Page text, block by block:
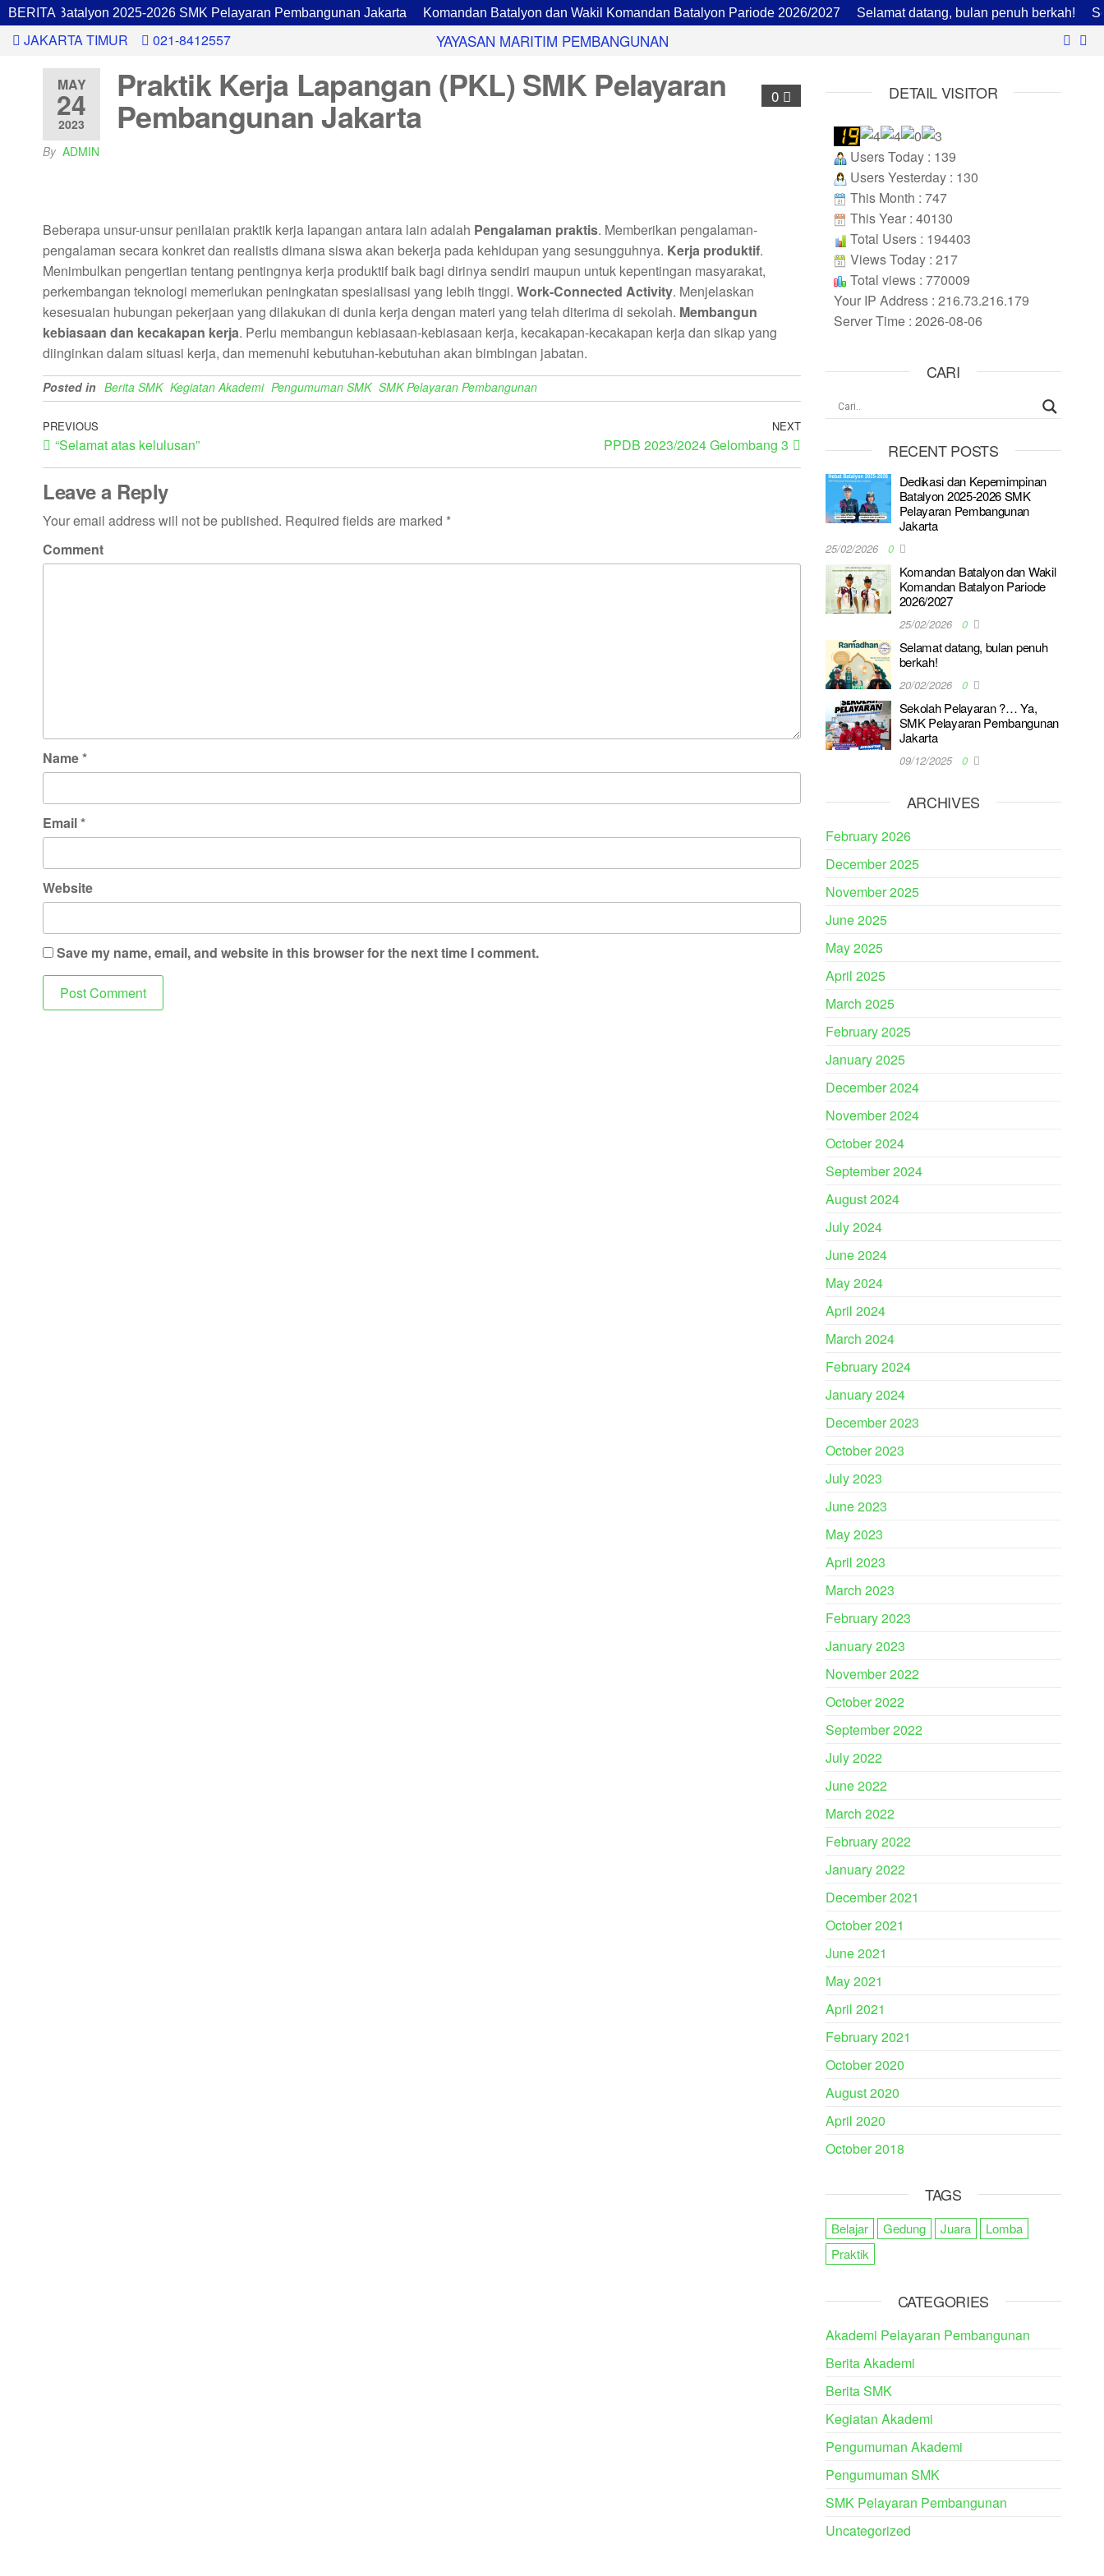
BERITA
Batalyon 2025-2026 SMK Pelayaran Pembangunan Jakarta Komandan Batalyon dan Wakil Komandan Batalyon Pariode 2026/2027 Selamat datang, bulan penuh berkah!
JAKARTA TIMUR 021-8412557 YAYASAN MARITIM PEMBANGUNAN
MAY
24
2023
0
Praktik Kerja Lapangan (PKL) SMK Pelayaran
Pembangunan Jakarta
By ADMIN
Beberapa unsur-unsur penilaian praktik kerja lapangan antara lain adalah Pengalaman praktis. Memberikan pengalaman-
pengalaman secara konkret dan realistis dimana siswa akan bekerja pada kehidupan yang sesungguhnya. Kerja produktif.
Menimbulkan pengertian tentang pentingnya kerja produktif baik bagi dirinya sendiri maupun untuk kepentingan masyarakat,
perkembangan teknologi memerlukan peningkatan spesialisasi yang lebih tinggi. Work-Connected Activity. Menjelaskan
kesesuaian hubungan pekerjaan yang dilakukan di dunia kerja dengan materi yang telah diterima di sekolah. Membangun
kebiasaan dan kecakapan kerja. Perlu membangun kebiasaan-kebiasaan kerja, kecakapan-kecakapan kerja dan sikap yang
diinginkan dalam situasi kerja, dan memenuhi kebutuhan-kebutuhan akan bimbingan jabatan.
Posted in Berita SMK Kegiatan Akademi Pengumuman SMK SMK Pelayaran Pembangunan
PREVIOUS
“Selamat atas kelulusan”
NEXT
PPDB 2023/2024 Gelombang 3
Leave a Reply
Your email address will not be published. Required fields are marked *
Comment
Name*
Email*
Website
Save my name, email, and website in this browser for the next time I comment.
DETAIL VISITOR
Users Today : 139
Users Yesterday : 130
This Month : 747
This Year : 40130
Total Users : 194403
Views Today : 217
Total views : 770009
Your IP Address : 216.73.216.179
Server Time : 2026-08-06
CARI
RECENT POSTS
Dedikasi dan Kepemimpinan
Batalyon 2025-2026 SMK
Pelayaran Pembangunan
Jakarta
25/02/2026 0
Komandan Batalyon dan Wakil
Komandan Batalyon Pariode
2026/2027
25/02/2026 0
Selamat datang, bulan penuh
berkah!
20/02/2026 0
Sekolah Pelayaran ?… Ya,
SMK Pelayaran Pembangunan
Jakarta
09/12/2025 0
ARCHIVES
February 2026
December 2025
November 2025
June 2025
May 2025
April 2025
March 2025
February 2025
January 2025
December 2024
November 2024
October 2024
September 2024
August 2024
July 2024
June 2024
May 2024
April 2024
March 2024
February 2024
January 2024
December 2023
October 2023
July 2023
June 2023
May 2023
April 2023
March 2023
February 2023
January 2023
November 2022
October 2022
September 2022
July 2022
June 2022
March 2022
February 2022
January 2022
December 2021
October 2021
June 2021
May 2021
April 2021
February 2021
October 2020
August 2020
April 2020
October 2018
TAGS
Belajar Gedung Juara
Lomba
Praktik
CATEGORIES
Akademi Pelayaran Pembangunan
Berita Akademi
Berita SMK
Kegiatan Akademi
Pengumuman Akademi
Pengumuman SMK
SMK Pelayaran Pembangunan
Uncategorized